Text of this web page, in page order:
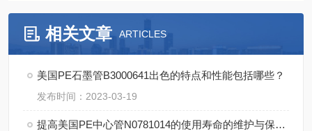
相关文章 ARTICLES
美国PE石墨管B3000641出色的特点和性能包括哪些？
发布时间：2023-03-19
提高美国PE中心管N0781014的使用寿命的维护与保养建议